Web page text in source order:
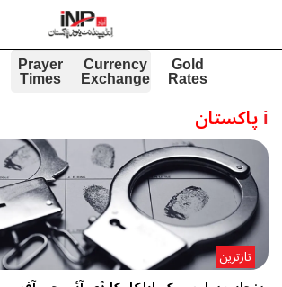
Gold
Rates
Currency
Exchange
Prayer
Times
iپاکستان
تازترین